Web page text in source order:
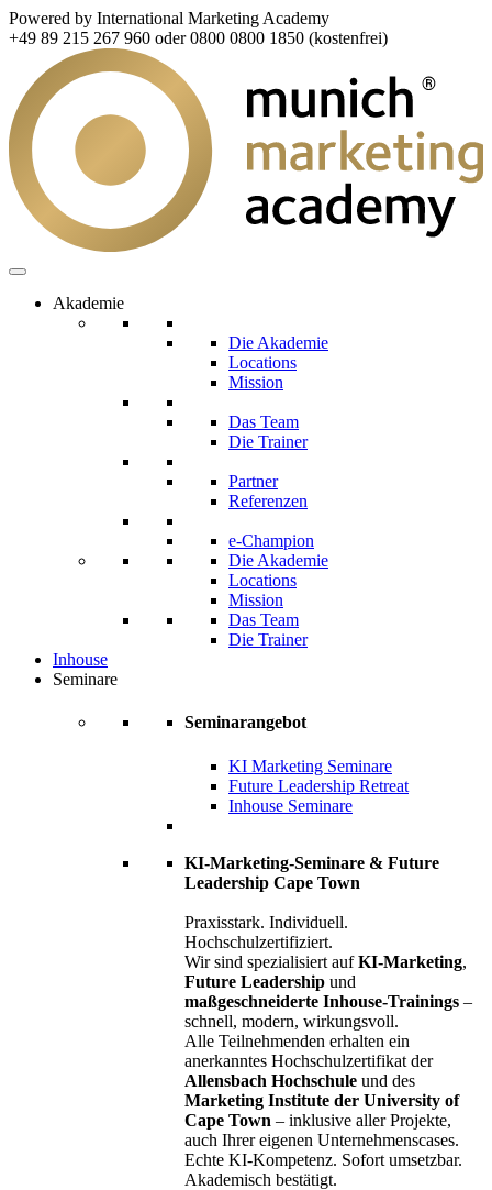
Powered by International Marketing Academy
+49 89 215 267 960 oder 0800 0800 1850 (kostenfrei)
Akademie
Die Akademie
Locations
Mission
Das Team
Die Trainer
Partner
Referenzen
e-Champion
Die Akademie
Locations
Mission
Das Team
Die Trainer
Inhouse
Seminare
Seminarangebot
KI Marketing Seminare
Future Leadership Retreat
Inhouse Seminare
KI-Marketing-Seminare & Future
Leadership Cape Town
Praxisstark. Individuell.
Hochschulzertifiziert.
Wir sind spezialisiert aufKI-Marketing,
Future Leadership und
maßgeschneiderte Inhouse-Trainings –
schnell, modern, wirkungsvoll.
Alle Teilnehmenden erhalten ein
anerkanntes Hochschulzertifikat der
Allensbach Hochschule und des
Marketing Institute der University of
Cape Town – inklusive aller Projekte,
auch Ihrer eigenen Unternehmenscases.
Echte KI-Kompetenz. Sofort umsetzbar.
Akademisch bestätigt.